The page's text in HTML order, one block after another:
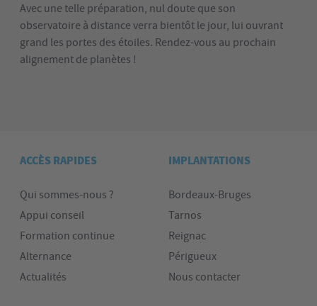
Avec une telle préparation, nul doute que son
observatoire à distance verra bientôt le jour, lui ouvrant
grand les portes des étoiles. Rendez-vous au prochain
alignement de planètes !
ACCÈS RAPIDES
Qui sommes-nous ?
Appui conseil
Formation continue
Alternance
Actualités
IMPLANTATIONS
Bordeaux-Bruges
Tarnos
Reignac
Périgueux
Nous contacter